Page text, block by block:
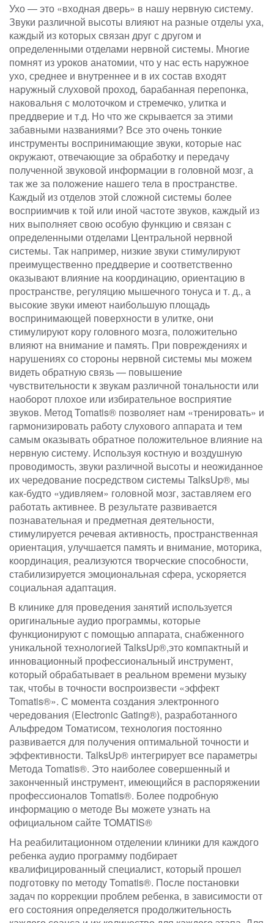
Ухо — это «входная дверь» в нашу нервную систему.
Звуки различной высоты влияют на разные отделы уха,
каждый из которых связан друг с другом и
определенными отделами нервной системы. Многие
помнят из уроков анатомии, что у нас есть наружное
ухо, среднее и внутреннее и в их состав входят
наружный слуховой проход, барабанная перепонка,
наковальня с молоточком и стремечко, улитка и
преддверие и т.д. Но что же скрывается за этими
забавными названиями? Все это очень тонкие
инструменты воспринимающие звуки, которые нас
окружают, отвечающие за обработку и передачу
полученной звуковой информации в головной мозг, а
так же за положение нашего тела в пространстве.
Каждый из отделов этой сложной системы более
восприимчив к той или иной частоте звуков, каждый из
них выполняет свою особую функцию и связан с
определенными отделами Центральной нервной
системы. Так например, низкие звуки стимулируют
преимущественно преддверие и соответственно
оказывают влияние на координацию, ориентацию в
пространстве, регуляцию мышечного тонуса и т. д., а
высокие звуки имеют наибольшую площадь
воспринимающей поверхности в улитке, они
стимулируют кору головного мозга, положительно
влияют на внимание и память. При повреждениях и
нарушениях со стороны нервной системы мы можем
видеть обратную связь — повышение
чувствительности к звукам различной тональности или
наоборот плохое или избирательное восприятие
звуков. Метод Tomatis® позволяет нам «тренировать» и
гармонизировать работу слухового аппарата и тем
самым оказывать обратное положительное влияние на
нервную систему. Используя костную и воздушную
проводимость, звуки различной высоты и неожиданное
их чередование посредством системы TalksUp®, мы
как-будто «удивляем» головной мозг, заставляем его
работать активнее. В результате развивается
познавательная и предметная деятельности,
стимулируется речевая активность, пространственная
ориентация, улучшается память и внимание, моторика,
координация, реализуются творческие способности,
стабилизируется эмоциональная сфера, ускоряется
социальная адаптация.
В клинике для проведения занятий используется
оригинальные аудио программы, которые
функционируют с помощью аппарата, снабженного
уникальной технологией TalksUp®,это компактный и
инновационный профессиональный инструмент,
который обрабатывает в реальном времени музыку
так, чтобы в точности воспроизвести «эффект
Tomatis®». С момента создания электронного
чередования (Electronic Gating®), разработанного
Альфредом Томатисом, технология постоянно
развивается для получения оптимальной точности и
эффективности. TalksUp® интегрирует все параметры
Метода Tomatis®. Это наиболее совершенный и
законченный инструмент, имеющийся в распоряжении
профессионалов Tomatis®. Более подробную
информацию о методе Вы можете узнать на
официальном сайте TOMATIS®
На реабилитационном отделении клиники для каждого
ребенка аудио программу подбирает
квалифицированный специалист, который прошел
подготовку по методу Tomatis®. После постановки
задач по коррекции проблем ребенка, в зависимости от
его состояния определяется продолжительность